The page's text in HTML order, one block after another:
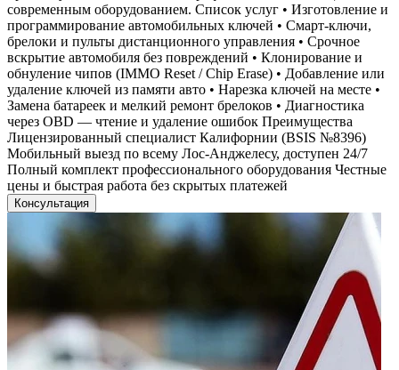
современным оборудованием. Список услуг • Изготовление и
программирование автомобильных ключей • Смарт-ключи,
брелоки и пульты дистанционного управления • Срочное
вскрытие автомобиля без повреждений • Клонирование и
обнуление чипов (IMMO Reset / Chip Erase) • Добавление или
удаление ключей из памяти авто • Нарезка ключей на месте •
Замена батареек и мелкий ремонт брелоков • Диагностика
через OBD — чтение и удаление ошибок Преимущества
Лицензированный специалист Калифорнии (BSIS №8396)
Мобильный выезд по всему Лос-Анджелесу, доступен 24/7
Полный комплект профессионального оборудования Честные
цены и быстрая работа без скрытых платежей
Консультация